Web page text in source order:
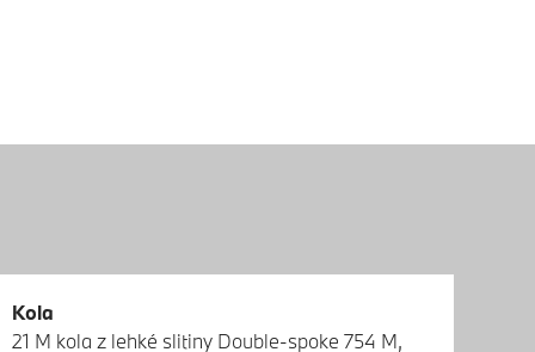
Kola
21 M kola z lehké slitiny Double-spoke 754 M,